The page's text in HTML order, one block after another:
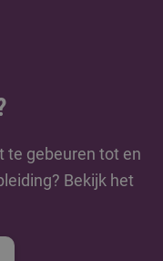
te gebeuren tot en
Bekijk het